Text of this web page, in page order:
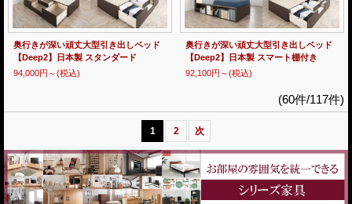
奥行きが深い頑丈大型引き出しベッド
【Deep2】日本製 スタンダード
94,000円～(税込)
奥行きが深い頑丈大型引き出しベッド
【Deep2】日本製 スマート棚付き
92,100円～(税込)
(60件/117件)
1 2 次